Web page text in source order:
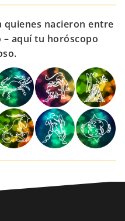
quienes nacieron entre
aquí tu horóscopo